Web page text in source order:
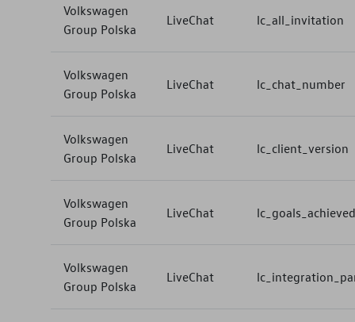
Volkswagen
Group Polska
LiveChat lc_all_invitation
Volkswagen
Group Polska
LiveChat lc_chat_number
Volkswagen
Group Polska
LiveChat lc_client_version
Volkswagen
Group Polska
LiveChat lc_goals_achieved
Volkswagen
Group Polska
LiveChat